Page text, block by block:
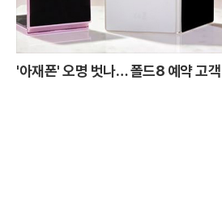
'아재폰' 오명 벗나… 폴드8 예약 고